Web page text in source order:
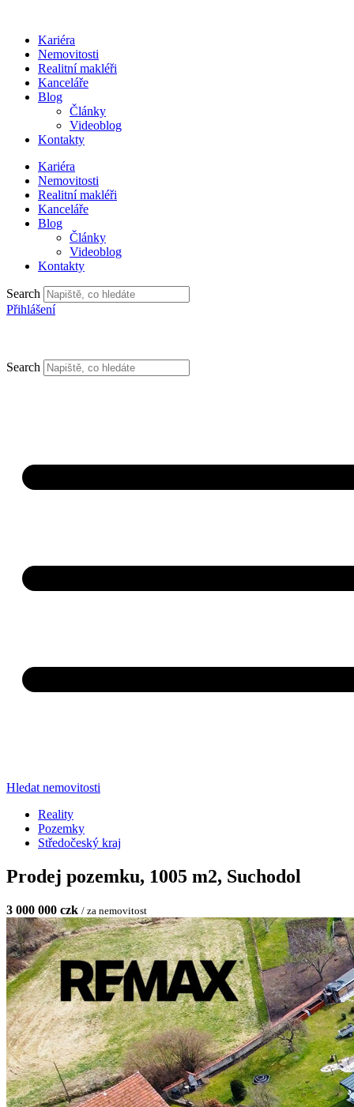
obsahuKariéra
Nemovitosti
Realitní makléři
Kanceláře
Blog
Články
Videoblog
Kontakty
Kariéra
Nemovitosti
Realitní makléři
Kanceláře
Blog
Články
Videoblog
Kontakty
Search
Přihlášení
Search
Hledat nemovitosti
Reality
Pozemky
Středočeský kraj
Prodej pozemku, 1005 m2, Suchodol
3 000 000 czk / za nemovitost